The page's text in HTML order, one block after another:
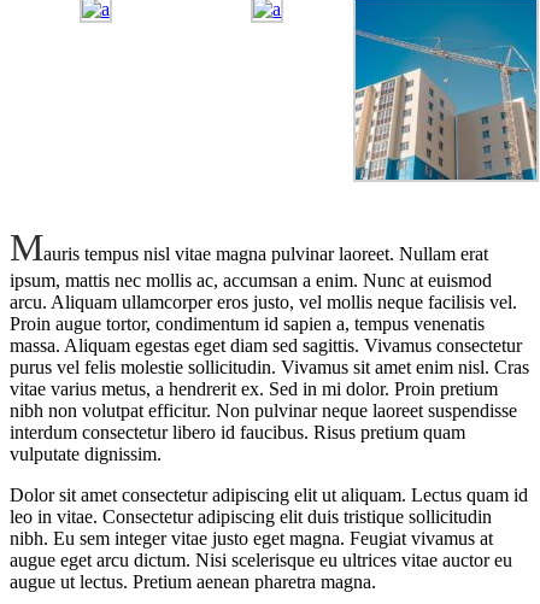
Mauris tempus nisl vitae magna pulvinar laoreet. Nullam erat
ipsum, mattis nec mollis ac, accumsan a enim. Nunc at euismod
arcu. Aliquam ullamcorper eros justo, vel mollis neque facilisis vel.
Proin augue tortor, condimentum id sapien a, tempus venenatis
massa. Aliquam egestas eget diam sed sagittis. Vivamus consectetur
purus vel felis molestie sollicitudin. Vivamus sit amet enim nisl. Cras
vitae varius metus, a hendrerit ex. Sed in mi dolor. Proin pretium
nibh non volutpat efficitur. Non pulvinar neque laoreet suspendisse
interdum consectetur libero id faucibus. Risus pretium quam
vulputate dignissim.
Dolor sit amet consectetur adipiscing elit ut aliquam. Lectus quam id
leo in vitae. Consectetur adipiscing elit duis tristique sollicitudin
nibh. Eu sem integer vitae justo eget magna. Feugiat vivamus at
augue eget arcu dictum. Nisi scelerisque eu ultrices vitae auctor eu
augue ut lectus. Pretium aenean pharetra magna.